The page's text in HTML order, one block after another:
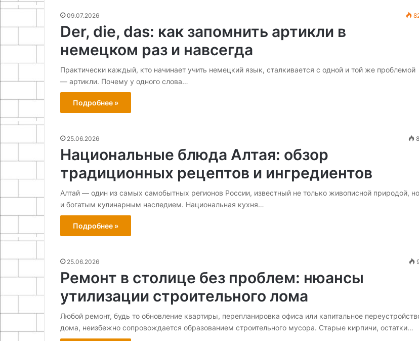
09.07.2026
Der, die, das: как запомнить артикли в
немецком раз и навсегда
Практически каждый, кто начинает учить немецкий язык, сталкивается с одной и той же проблемой
— артикли. Почему у одного слова…
Подробнее »
25.06.2026
Национальные блюда Алтая: обзор
традиционных рецептов и ингредиентов
Алтай — один из самых самобытных регионов России, известный не только живописной природой, но
и богатым кулинарным наследием. Национальная кухня…
Подробнее »
25.06.2026
Ремонт в столице без проблем: нюансы
утилизации строительного лома
Любой ремонт, будь то обновление квартиры, перепланировка офиса или капитальное
дома, неизбежно сопровождается образованием строительного мусора. Старые кирпичи, остатки…
Система сбора и хранения
дождевой воды на участке
Интерьерные свечи своими
Как сделать лампу